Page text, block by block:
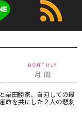
MONTHLY
月 間
柴田勝家、自刃しての最
命を共にした２人の悲劇